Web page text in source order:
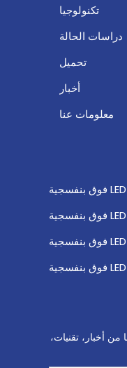
تكنولوجيا
دراسات الحالة
تحميل
أخبار
معلومات عنا
أخبار، تقنيات،